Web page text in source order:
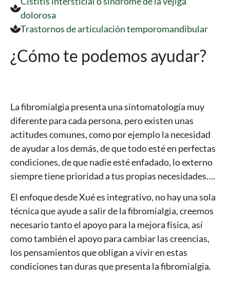
dolorosa
Trastornos de articulación temporomandibular
¿Cómo te podemos ayudar?
La fibromialgia presenta una sintomatología muy
diferente para cada persona, pero existen unas
actitudes comunes, como por ejemplo la necesidad
de ayudar a los demás, de que todo esté en perfectas
condiciones, de que nadie esté enfadado, lo externo
siempre tiene prioridad a tus propias necesidades….
El enfoque desde Xué es integrativo, no hay una sola
técnica que ayude a salir de la fibromialgia, creemos
necesario tanto el apoyo para la mejora física, así
como también el apoyo para cambiar las creencias,
los pensamientos que obligan a vivir en estas
condiciones tan duras que presenta la fibromialgia.